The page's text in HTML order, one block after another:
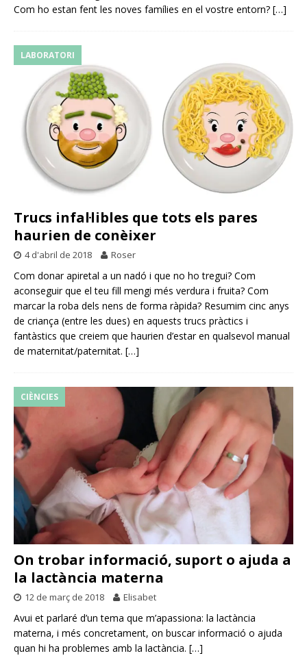
Com ho estan fent les noves famílies en el vostre entorn? […]
LABORATORI
Trucs infal·libles que tots els pares
haurien de conèixer
4 d'abril de 2018 Roser
Com donar apiretal a un nadó i que no ho tregui? Com
aconseguir que el teu fill mengi més verdura i fruita? Com
marcar la roba dels nens de forma ràpida? Resumim cinc anys
de criança (entre les dues) en aquests trucs pràctics i
fantàstics que creiem que haurien d’estar en qualsevol manual
de maternitat/paternitat. […]
CIÈNCIES
On trobar informació, suport o ajuda a
la lactància materna
12 de març de 2018 Elisabet
Avui et parlaré d’un tema que m’apassiona: la lactància
materna, i més concretament, on buscar informació o ajuda
quan hi ha problemes amb la lactància. […]